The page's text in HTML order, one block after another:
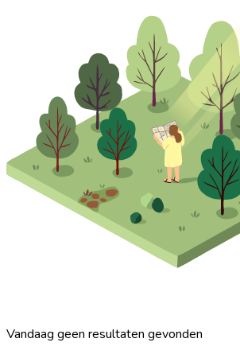
Vandaag geen resultaten gevonden